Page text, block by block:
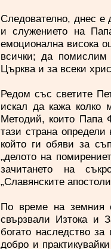
Следователно, днес е
и служението на
емоционална висока
всички; да
Църква и за всеки
Редом със светите
искал да кажа
Методий, които Папа
тази страна
който ги обяви за
„делото на
зачитането на
„Славянските
По време на земния
свързвали Изтока и
богато наследство
добро и